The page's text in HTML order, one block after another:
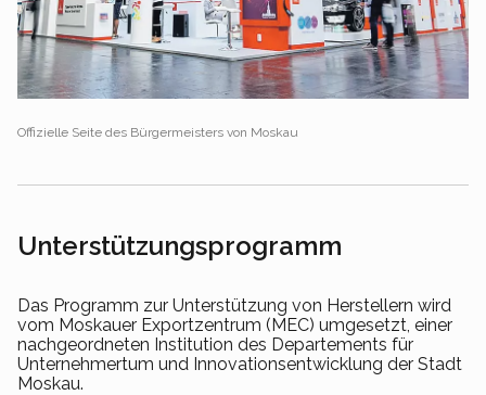
Offizielle Seite des Bürgermeisters von Moskau
Unterstützungsprogramm
Das Programm zur Unterstützung von Herstellern wird
vom Moskauer Exportzentrum (MEC) umgesetzt, einer
nachgeordneten Institution des Departements für
Unternehmertum und Innovationsentwicklung der Stadt
Moskau.